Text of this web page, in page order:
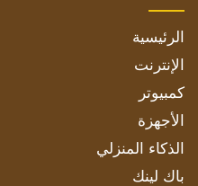
الرئيسية
الإنترنت
كمبيوتر
الأجهزة
الذكاء المنزلي
باك لينك